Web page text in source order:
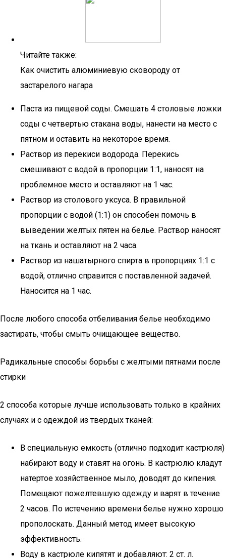
Читайте также:
Как очистить алюминиевую сковороду от
застарелого нагара
Паста из пищевой соды. Смешать 4 столовые ложки
соды с четвертью стакана воды, нанести на место с
пятном и оставить на некоторое время.
Раствор из перекиси водорода. Перекись
смешивают с водой в пропорции 1:1, наносят на
проблемное место и оставляют на 1 час.
Раствор из столового уксуса. В правильной
пропорции с водой (1:1) он способен помочь в
выведении желтых пятен на белье. Раствор наносят
на ткань и оставляют на 2 часа.
Раствор из нашатырного спирта в пропорциях 1:1 с
водой, отлично справится с поставленной задачей.
Наносится на 1 час.
После любого способа отбеливания белье необходимо
застирать, чтобы смыть очищающее вещество.
Радикальные способы борьбы с желтыми пятнами после
стирки
2 способа которые лучше использовать только в крайних
случаях и с одеждой из твердых тканей:
В специальную емкость (отлично подходит кастрюля)
набирают воду и ставят на огонь. В кастрюлю кладут
натертое хозяйственное мыло, доводят до кипения.
Помещают пожелтевшую одежду и варят в течение
2 часов. По истечению времени белье нужно хорошо
прополоскать. Данный метод имеет высокую
эффективность.
Воду в кастрюле кипятят и добавляют: 2 ст. л.